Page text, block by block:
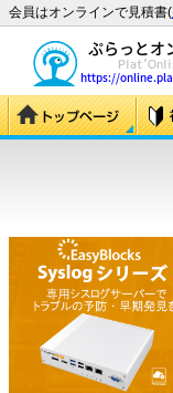
会員はオンラインで見積書(